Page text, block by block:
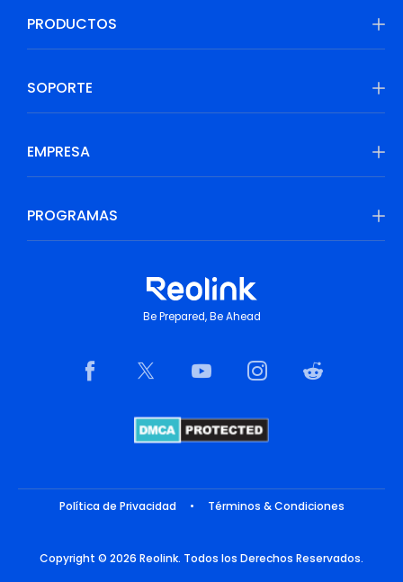
PRODUCTOS
SOPORTE
EMPRESA
PROGRAMAS
Be Prepared, Be Ahead
Política de Privacidad • Términos & Condiciones
Copyright © 2026 Reolink. Todos los Derechos Reservados.